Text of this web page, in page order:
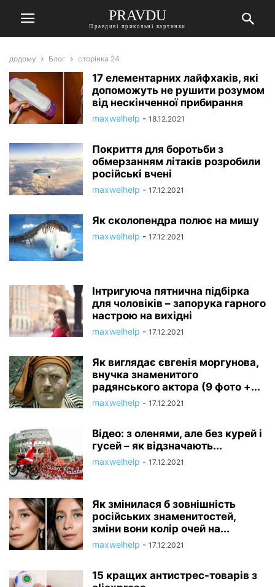
PRAVDU
Правдиві прикольні картинки
додому Блог сторінка 24
17 елементарних лайфхаків, які
допоможуть не рушити розумом
від нескінченної прибирання
maxwelhelp - 18.12.2021
Покриття для боротьби з
обмерзанням літаків розробили
російські вчені
maxwelhelp - 17.12.2021
Як сколопендра полює на мишу
maxwelhelp - 17.12.2021
Інтригуюча пятнична підбірка
для чоловіків – запорука гарного
настрою на вихідні
maxwelhelp - 17.12.2021
Як виглядає євгенія моргунова,
внучка знаменитого
радянського актора (9 фото +...
maxwelhelp - 17.12.2021
Відео: з оленями, але без курей і
гусей – як відзначають...
maxwelhelp - 17.12.2021
Як змінилася б зовнішність
російських знаменитостей,
зміни вони колір очей на...
maxwelhelp - 17.12.2021
15 кращих антистрес-товарів з